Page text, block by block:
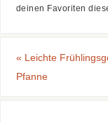
deinen Favoriten
« Leichte
Pfanne